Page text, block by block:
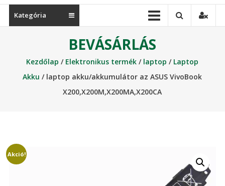
akku.com
Kategória
BEVÁSÁRLÁS
Kezdőlap / Elektronikus termék / laptop / Laptop
Akku / laptop akku/akkumulátor az ASUS VivoBook
X200,X200M,X200MA,X200CA
Akció!